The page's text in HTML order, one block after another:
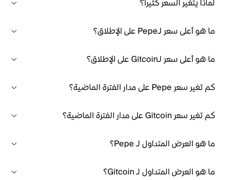
لماذا يتغير السعر كثيراً؟
ما هو أعلى سعر لـPepe على الإطلاق؟
ما هو أعلى سعر لـGitcoin على الإطلاق؟
كم تغير سعر Pepe على مدار الفترة الماضية؟
كم تغير سعر Gitcoin على مدار الفترة الماضية؟
ما هو العرض المتداول لـ Pepe؟
ما هو العرض المتداول لـ Gitcoin؟